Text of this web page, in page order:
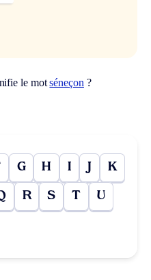
le motséneçon ?
G H I J K
R S T U